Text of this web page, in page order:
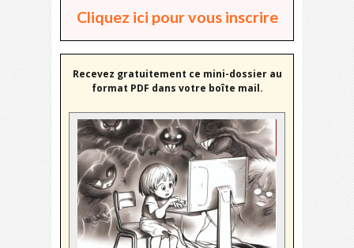
Cliquez ici pour vous inscrire
Recevez gratuitement ce mini-dossier au
format PDF dans votre boîte mail.